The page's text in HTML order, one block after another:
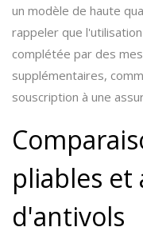
un modèle de haute
rappeler que
complétée par des
supplémentaires,
souscription à une
pliables et
d'antivols